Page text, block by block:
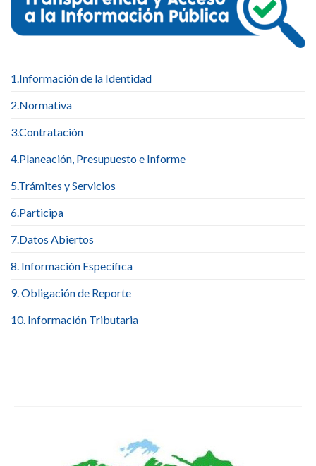
1.Información de la Identidad
2.Normativa
3.Contratación
4.Planeación, Presupuesto e Informe
5.Trámites y Servicios
6.Participa
7.Datos Abiertos
8. Información Específica
9. Obligación de Reporte
10. Información Tributaria